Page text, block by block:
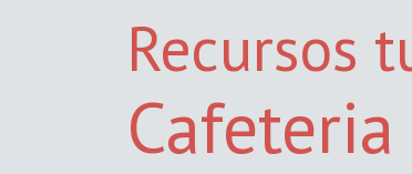
Recursos
Cafeteria